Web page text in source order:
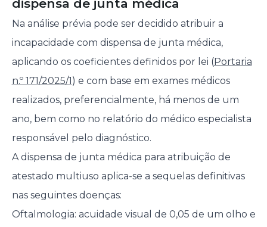
dispensa de junta médica
Na análise prévia pode ser decidido atribuir a
incapacidade com dispensa de junta médica,
aplicando os coeficientes definidos por lei (Portaria
n.º 171/2025/1 ) e com base em exames médicos
realizados, preferencialmente, há menos de um
ano, bem como no relatório do médico especialista
responsável pelo diagnóstico.
A dispensa de junta médica para atribuição de
atestado multiuso aplica-se a sequelas definitivas
nas seguintes doenças:
Oftalmologia: acuidade visual de 0,05 de um olho e